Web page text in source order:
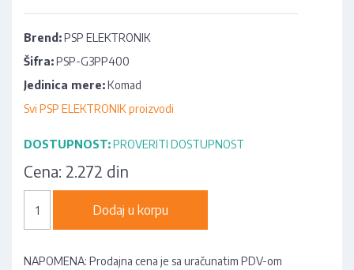
Brend:PSP ELEKTRONIK
Šifra:PSP-G3PP400
Jedinica mere:Komad
Svi PSP ELEKTRONIK proizvodi
DOSTUPNOST:PROVERITI DOSTUPNOST
Cena: 2.272 din
Dodaj u korpu
NAPOMENA: Prodajna cena je sa uračunatim PDV-om